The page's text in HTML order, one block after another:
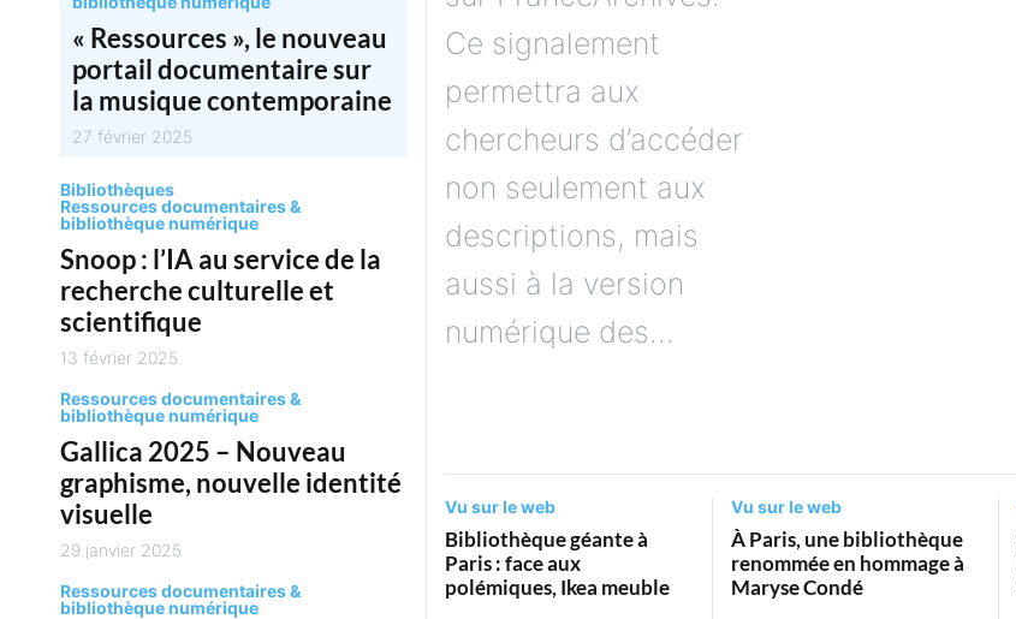
« Ressources », le nouveau
portail documentaire sur
la musique contemporaine
27 février 2025
Bibliothèques
Ressources documentaires &
bibliothèque numérique
Snoop : l’IA au service de la
recherche culturelle et
scientifique
13 février 2025
Ressources documentaires &
bibliothèque numérique
Gallica 2025 – Nouveau
graphisme, nouvelle identité
visuelle
29 janvier 2025
Ressources documentaires &
bibliothèque numérique
Ce signalement
permettra aux
chercheurs d’accéder
non seulement aux
descriptions, mais
aussi à la version
numérique des...
Vu sur le web
Bibliothèque géante à
Paris : face aux
polémiques, Ikea meuble
Vu sur le web
À Paris, une bibliothèque
renommée en hommage à
Maryse Condé